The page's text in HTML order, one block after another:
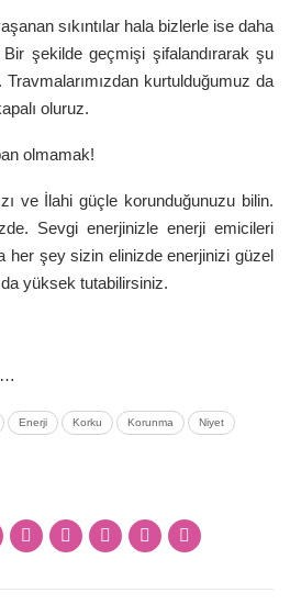
sıkıntılar hala bizlerle ise daha
şekilde geçmişi şifalandırarak şu
kurtulduğumuz da
oluruz.
olmamak!
ve İlahi güçle korunduğunuzu bilin.
Sevgi enerjinizle enerji emicileri
şey sizin elinizde enerjinizi güzel
yüksek tutabilirsiniz.
Enerji Korku Korunma Niyet